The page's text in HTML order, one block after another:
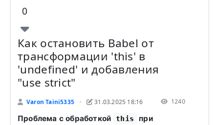
0
Как остановить Babel от
трансформации 'this' в
'undefined' и добавления
"use strict"
Varon Taini5335 • 31.03.2025 18:16 1240
Проблема с обработкой this
при